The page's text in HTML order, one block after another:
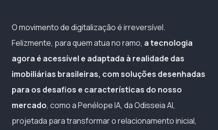
O movimento de digitalização é irreversível.
Felizmente, para quem atua no ramo, a tecnologia
agora é acessível e adaptada à realidade das
imobiliárias brasileiras, com soluções desenhadas
para os desafios e características do nosso
mercado, como a Penélope IA, da Odisseia AI,
projetada para transformar o relacionamento inicial,